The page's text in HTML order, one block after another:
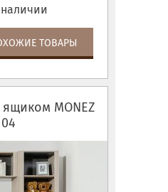
ТОВАРЫ
MONEZ
04